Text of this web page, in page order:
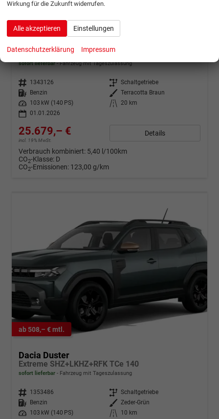
ab 508,– € mtl.
Dacia Duster
sofort lieferbar Fahrzeug mit Tageszulassung
Fahrzeugnr. 1343126 Getriebe Schaltgetriebe
Kraftstoff
Benzin Außenfarbe Terracotta Braun
Leistung
103 kW (140 PS) Kilometerstand
20 km
01.01.2026
25.679,– €
incl. 19% MwSt.
Details
Verbrauch kombiniert: 5,40 l/100km
CO2-Klasse: D
CO2-Emissionen: 123,00 g/km
ab 508,– € mtl.
Dacia Duster
Extreme SHZ+LKHZ+RFK TCe 140
sofort lieferbar Fahrzeug mit Tageszulassung
Fahrzeugnr. 1353486 Getriebe Schaltgetriebe
Kraftstoff
Benzin Außenfarbe Zeder-Grün
Leistung
103 kW (140 PS) Kilometerstand
10 km
Wirkung für die Zukunft widerrufen.
Alle akzeptieren Einstellungen
Datenschutzerklärung Impressum